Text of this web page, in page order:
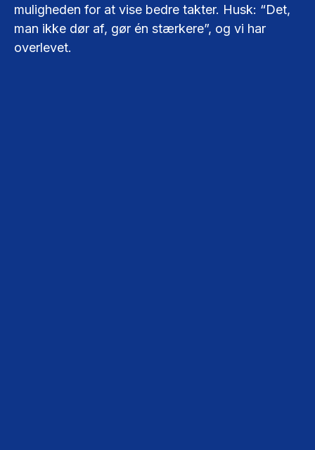
muligheden for at vise bedre takter. Husk: “Det,
man ikke dør af, gør én stærkere”, og vi har
overlevet.